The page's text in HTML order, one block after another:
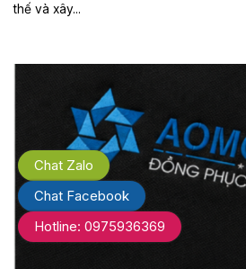
thế và xây...
Chat Zalo
Chat Facebook
Hotline: 0975936369